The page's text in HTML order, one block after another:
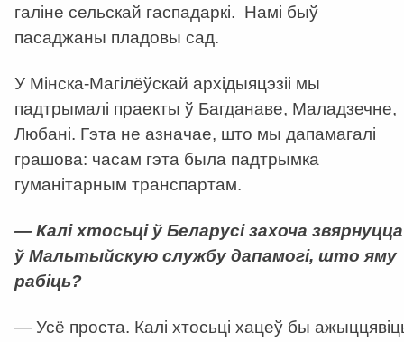
галіне сельскай гаспадаркі. Намі быў
пасаджаны пладовы сад.
У Мінска-Магілёўскай архідыяцэзіі мы
падтрымалі праекты ў Багданаве, Маладзечне,
Любані. Гэта не азначае, што мы дапамагалі
грашова: часам гэта была падтрымка
гуманітарным транспартам.
— Калі хтосьці ў Беларусі захоча звярнуцца
ў Мальтыйскую службу дапамогі, што яму
рабіць?
— Усё проста. Калі хтосьці хацеў бы